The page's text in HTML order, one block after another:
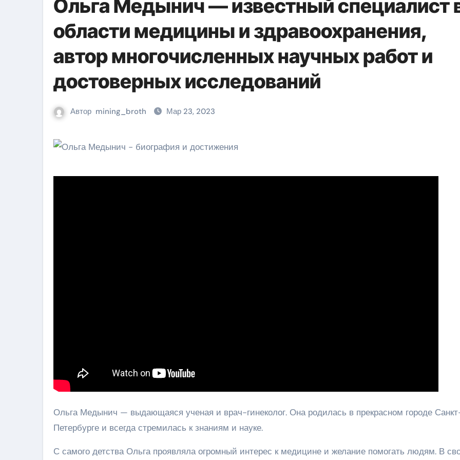
Ольга Медынич — известный специалист
области медицины и здравоохранения,
автор многочисленных научных работ и
достоверных исследований
Автор mining_broth Мар 23, 2023
Ольга Медынич — выдающаяся ученая и врач-гинеколог. Она родилась в прекрасном городе
Петербурге и всегда стремилась к знаниям и науке.
С самого детства Ольга проявляла огромный интерес к медицине и желание помогать людям. В